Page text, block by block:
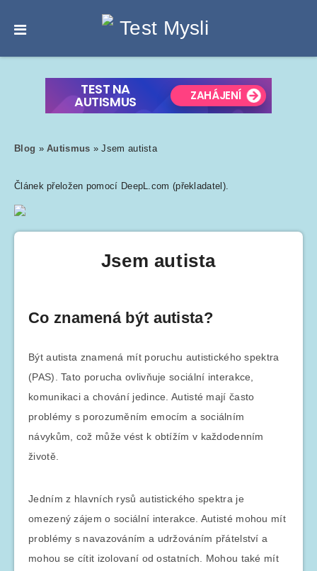
Blog »Autismus »Jsem autista
Článek přeložen pomocí DeepL.com (překladatel).
Jsem autista
Co znamená být autista?
Být autista znamená mít poruchu autistického spektra
(PAS). Tato porucha ovlivňuje sociální interakce,
komunikaci a chování jedince. Autisté mají často
problémy s porozuměním emocím a sociálním
návykům, což může vést k obtížím v každodenním
životě.
Jedním z hlavních rysů autistického spektra je
omezený zájem o sociální interakce. Autisté mohou mít
problémy s navazováním a udržováním přátelství a
mohou se cítit izolovaní od ostatních. Mohou také mít